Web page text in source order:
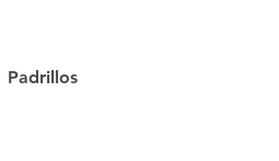
Padrillos